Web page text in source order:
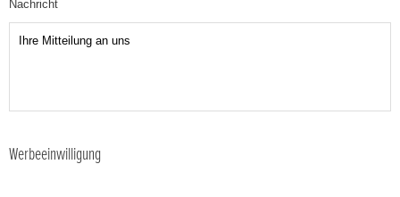
Nachricht
Werbeeinwilligung